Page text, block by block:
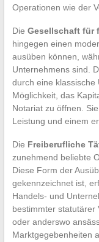
Operationen wie der
Die Gesellschaft für
hingegen einen
ausüben können,
Unternehmens sind.
durch eine
Möglichkeit, das
Notariat zu öffnen.
Leistung und einem
Die Freiberufliche
zunehmend beliebte
Diese Form der
gekennzeichnet ist,
Handels- und
bestimmter statutärer
oder anderswo
Marktgegebenheiten